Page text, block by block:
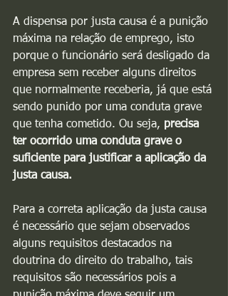
A dispensa por justa causa é a punição
máxima na relação de emprego, isto
porque o funcionário será desligado da
empresa sem receber alguns direitos
que normalmente receberia, já que está
sendo punido por uma conduta grave
que tenha cometido. Ou seja, precisa
ter ocorrido uma conduta grave o
suficiente para justificar a aplicação da
justa causa.
Para a correta aplicação da justa causa
é necessário que sejam observados
alguns requisitos destacados na
doutrina do direito do trabalho, tais
requisitos são necessários pois a